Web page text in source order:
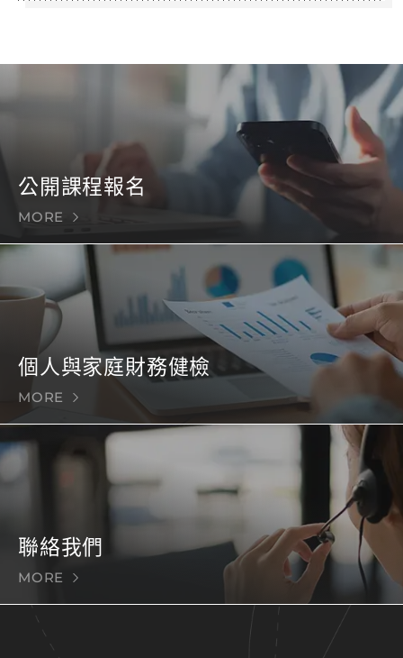
公開課程報名
MORE
個人與家庭財務健檢
MORE
聯絡我們
MORE